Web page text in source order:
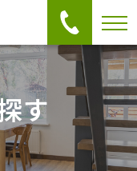
す